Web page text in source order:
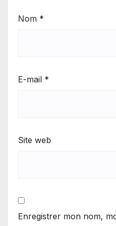
Nom *
E-mail *
Site web
Enregistrer mon nom,